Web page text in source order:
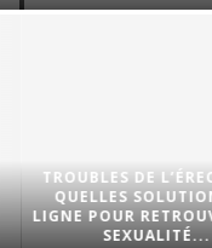
TROUBLES DE
QUELLES SOLUTIONS
LIGNE POUR
SEXUALITÉ...